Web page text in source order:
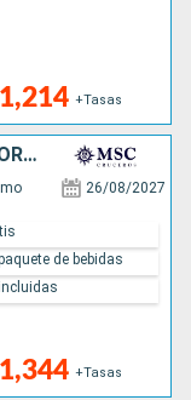
+Tasas
SUECIA, DINAMARCA, ALEMANIA, NORUEGA
26/08/2027
+Tasas
de bebidas